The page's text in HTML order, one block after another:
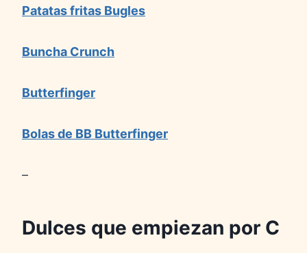
Patatas fritas Bugles
Buncha Crunch
Butterfinger
Bolas de BB Butterfinger
–
Dulces que empiezan por C